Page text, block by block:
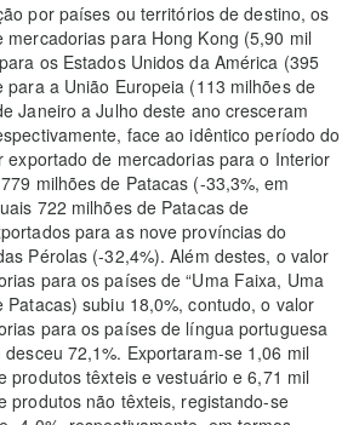
por países ou territórios de destino, os
mercadorias para Hong Kong (5,90 mil
os Estados Unidos da América (395
para a União Europeia (113 milhões de
Janeiro a Julho deste ano cresceram
face ao idêntico período do
exportado de mercadorias para o Interior
milhões de Patacas (-33,3%, em
722 milhões de Patacas de
para as nove províncias do
Pérolas (-32,4%). Além destes, o valor
para os países de “Uma Faixa, Uma
Patacas) subiu 18,0%, contudo, o valor
para os países de língua portuguesa
72,1%. Exportaram-se 1,06 mil
produtos têxteis e vestuário e 6,71 mil
produtos não têxteis, registando-se